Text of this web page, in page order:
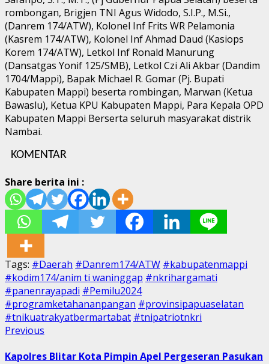
rombongan, Brigjen TNI Agus Widodo, S.I.P., M.Si.,
(Danrem 174/ATW), Kolonel Inf Frits WR Pelamonia
(Kasrem 174/ATW), Kolonel Inf Ahmad Daud (Kasiops
Korem 174/ATW), Letkol Inf Ronald Manurung
(Dansatgas Yonif 125/SMB), Letkol Czi Ali Akbar (Dandim
1704/Mappi), Bapak Michael R. Gomar (Pj. Bupati
Kabupaten Mappi) beserta rombingan, Marwan (Ketua
Bawaslu), Ketua KPU Kabupaten Mappi, Para Kepala OPD
Kabupaten Mappi Berserta seluruh masyarakat distrik
Nambai.
KOMENTAR
Share berita ini :
Tags: #Daerah #Danrem174/ATW #kabupatenmappi
#kodim174/anim ti waninggap #nkrihargamati
#panenrayapadi #Pemilu2024
#programketahananpangan #provinsipapuaselatan
#tnikuatrakyatbermartabat #tnipatriotnkri
Post
navigation
Previous
Kapolres Blitar Kota Pimpin Apel Pergeseran Pasukan